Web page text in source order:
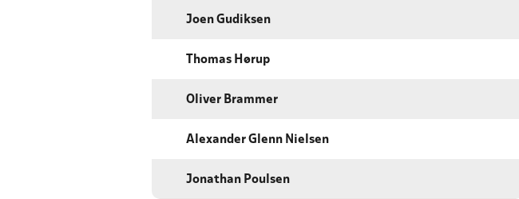
Joen Gudiksen
Thomas Hørup
Oliver Brammer
Alexander Glenn Nielsen
Jonathan Poulsen